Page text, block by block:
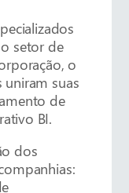
setor de
o
uniram suas
de
BI.
dos